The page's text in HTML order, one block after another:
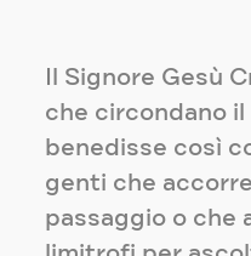
Il Signore Gesù
che circondano il
benedisse così
genti che
passaggio o che